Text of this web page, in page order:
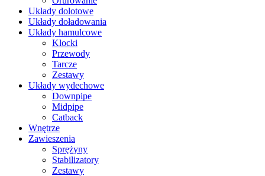
Układy dolotowe
Układy doładowania
Układy hamulcowe
Klocki
Przewody
Tarcze
Zestawy
Układy wydechowe
Downpipe
Midpipe
Catback
Wnętrze
Zawieszenia
Sprężyny
Stabilizatory
Zestawy